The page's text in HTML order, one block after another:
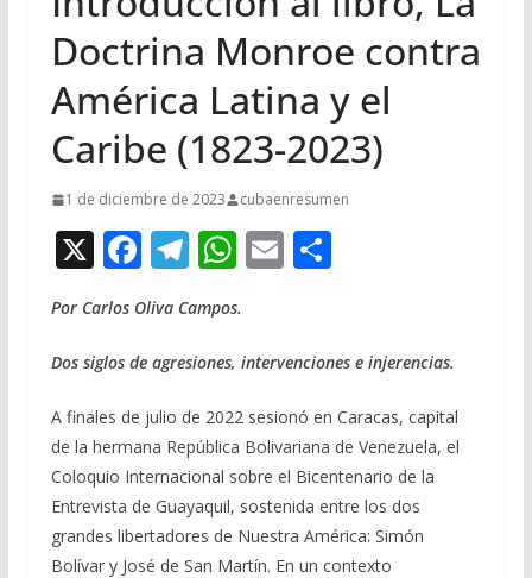
Doctrina Monroe contra
América Latina y el
Caribe (1823-2023)
1 de diciembre de 2023 cubaenresumen
X F
ac
e
b
o
o
k
T
e
gr
a
m
W
at
s
A
p
p
E
l
C
p
ar
ti
r
Por Carlos Oliva Campos.
Dos siglos de agresiones, intervenciones e injerencias.
A finales de julio de 2022 sesionó en Caracas, capital
de la hermana República Bolivariana de Venezuela, el
Coloquio Internacional sobre el Bicentenario de la
Entrevista de Guayaquil, sostenida entre los dos
grandes libertadores de Nuestra América: Simón
Bolívar y José de San Martín. En un contexto